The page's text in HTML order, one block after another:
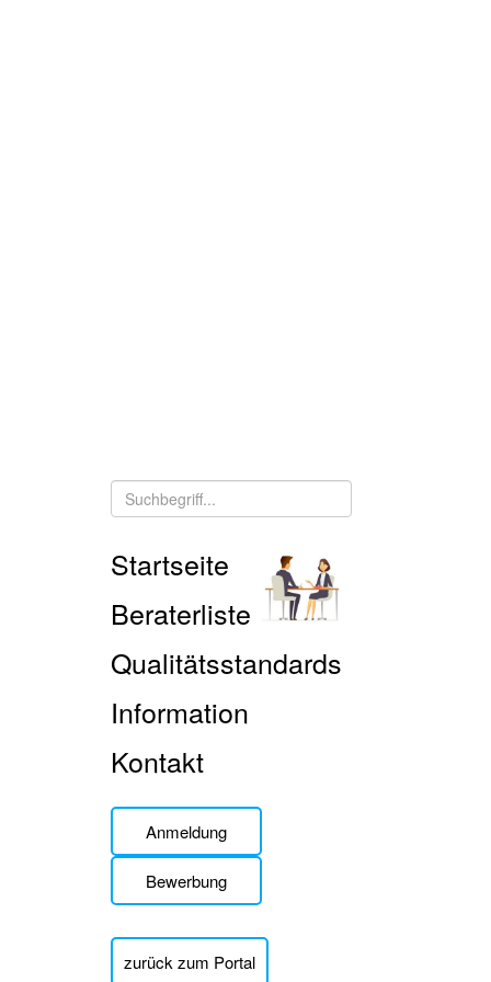
Startseite
Beraterliste
Qualitätsstandards
Information
Kontakt
Anmeldung
Bewerbung
zurück zum Portal